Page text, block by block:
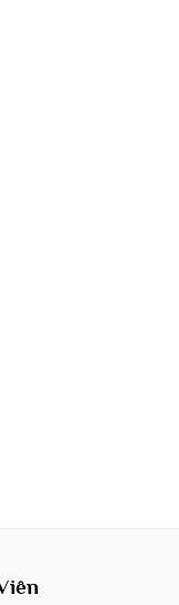
KỲ 25: CON
LẠNH NGƯỜI KHI
KỲ 24: NGƯỜI
HIỂU ĐẠO
BỊ MỌI